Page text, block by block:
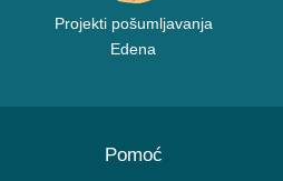
Projekti pošumljavanja
Edena
Pomoć